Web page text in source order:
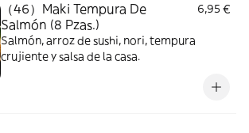
（46）Maki Tempura De
Salmón (8 Pzas.)
6,95 €
Salmón, arroz de sushi, nori, tempura
crujiente y salsa de la casa.